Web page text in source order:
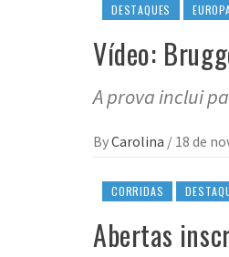
DESTAQUES
Vídeo:
A prova inclui
ByCarolina / 18 de
CORRIDAS
Abertas